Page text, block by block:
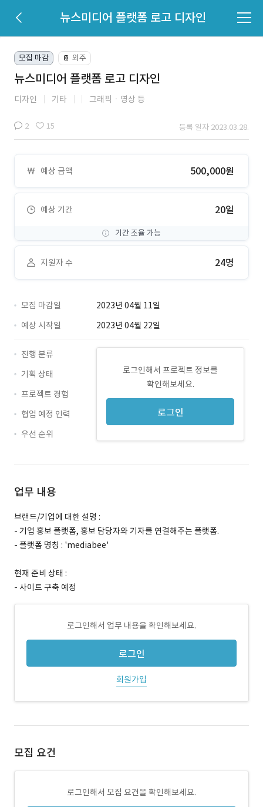
뉴스미디어 플랫폼 로고 디자인
모집 마감 📔 외주
뉴스미디어 플랫폼 로고 디자인
디자인 기타 그래픽ㆍ영상 등
2 15 등록 일자 2023.03.28.
예상 금액 500,000원
예상 기간 20일
기간 조율 가능
지원자 수 24명
모집 마감일
2023년 04월 11일
예상 시작일
2023년 04월 22일
로그인해서 프로젝트 정보를
확인해보세요.
로그인
진행 분류
기획 상태
프로젝트 경험
협업 예정 인력
우선 순위
업무 내용
브랜드/기업에 대한 설명 :
- 기업 홍보 플랫폼, 홍보 담당자와 기자를 연결해주는 플랫폼.
- 플랫폼 명칭 : 'mediabee'
현재 준비 상태 :
- 사이트 구축 예정
로그인해서 업무 내용을 확인해보세요.
로그인
회원가입
모집 요건
로그인해서 모집 요건을 확인해보세요.